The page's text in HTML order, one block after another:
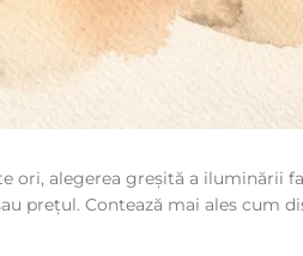
ori, alegerea greșită a iluminării
prețul. Contează mai ales cum